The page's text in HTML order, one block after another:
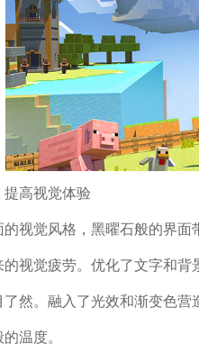
高视觉体验
视觉风格，黑曜石般的界
的视觉疲劳。优化了文字和
然。融入了光效和渐变色
温度。